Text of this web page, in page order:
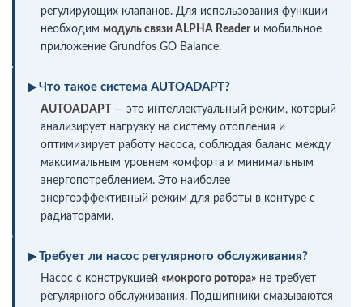
регулирующих клапанов. Для использования функции
необходим модуль связи ALPHA Reader и мобильное
приложение Grundfos GO Balance.
Что такое система AUTOADAPT?
AUTOADAPT — это интеллектуальный режим, который
анализирует нагрузку на систему отопления и
оптимизирует работу насоса, соблюдая баланс между
максимальным уровнем комфорта и минимальным
энергопотреблением. Это наиболее
энергоэффективный режим для работы в контуре с
радиаторами.
Требует ли насос регулярного обслуживания?
Насос с конструкцией «мокрого ротора» не требует
регулярного обслуживания. Подшипники смазываются